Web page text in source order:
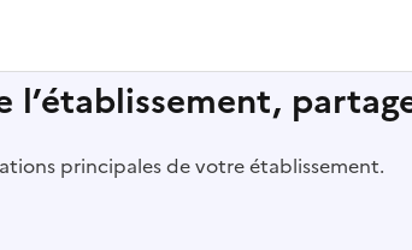
l’établissement,
principales de votre établissement.